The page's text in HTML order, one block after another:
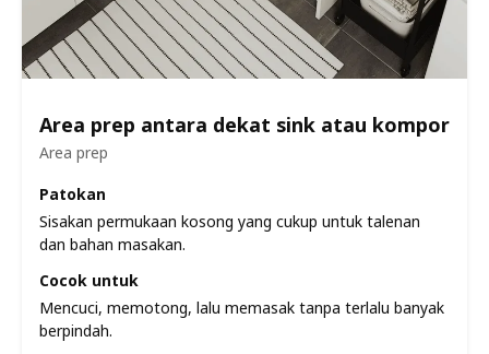
Area prep antara dekat sink atau kompor
Area prep
Patokan
Sisakan permukaan kosong yang cukup untuk talenan
dan bahan masakan.
Cocok untuk
Mencuci, memotong, lalu memasak tanpa terlalu banyak
berpindah.